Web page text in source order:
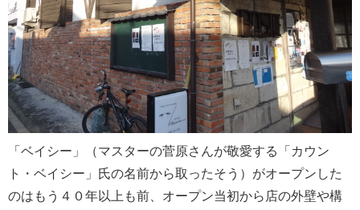
「ベイシー」（マスターの菅原さんが敬愛する「カウン
ト・ベイシー」氏の名前から取ったそう）がオープンした
のはもう４０年以上も前、オープン当初から店の外壁や構